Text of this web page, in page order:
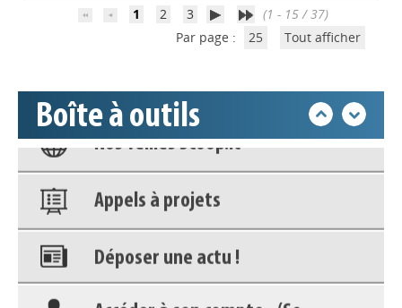
1 2 3
(1 - 15 / 37)
Par page :
25 Tout afficher
Boîte à outils
déconnecter)
Nos veilles Scoop.it
Appels à projets
Déposer une actu !
Accéder à son compte - (Se